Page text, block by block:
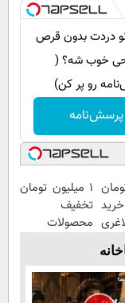
دردت بدون قرص
خوب شه؟ (
رو پر کن)
از
پک
۱ میلیون تومان
تخفیف
محصولات
شروع کاهش
وزن